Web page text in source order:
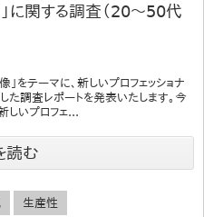
」に関する調査（20～50代
をテーマに、新しいプロフェッショナ
た調査レポートを発表いたします。今
しいプロフェ...
読む
生産性